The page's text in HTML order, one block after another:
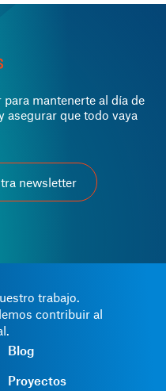
trabajo.
contribuir al
Blog
Proyectos
mantenerte al día de
asegurar que todo vaya
newsletter